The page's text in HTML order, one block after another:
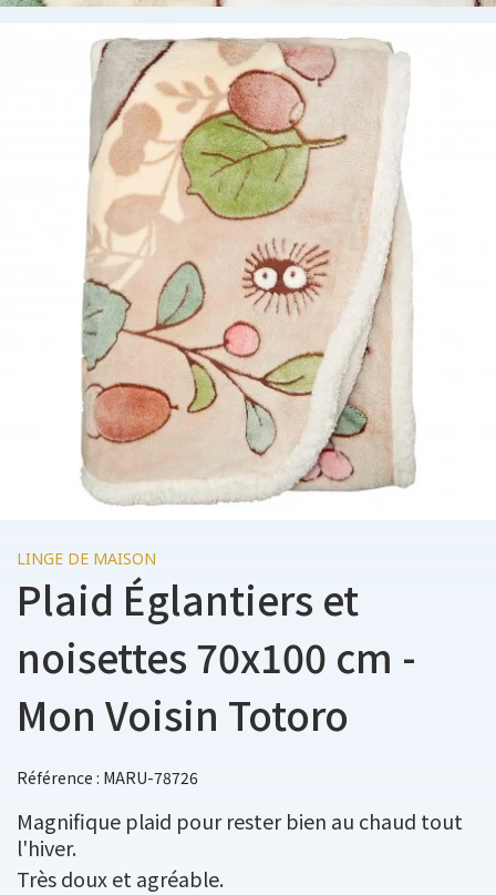
LINGE DE MAISON
Plaid Églantiers et
noisettes 70x100 cm -
Mon Voisin Totoro
Référence : MARU-78726
Magnifique plaid pour rester bien au chaud tout
l'hiver.
Très doux et agréable.